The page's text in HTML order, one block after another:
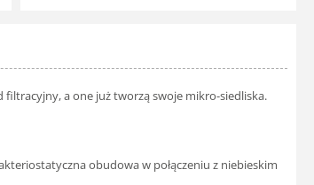
filtracyjny, a one już tworzą swoje mikro-siedliska.
obudowa w połączeniu z niebieskim